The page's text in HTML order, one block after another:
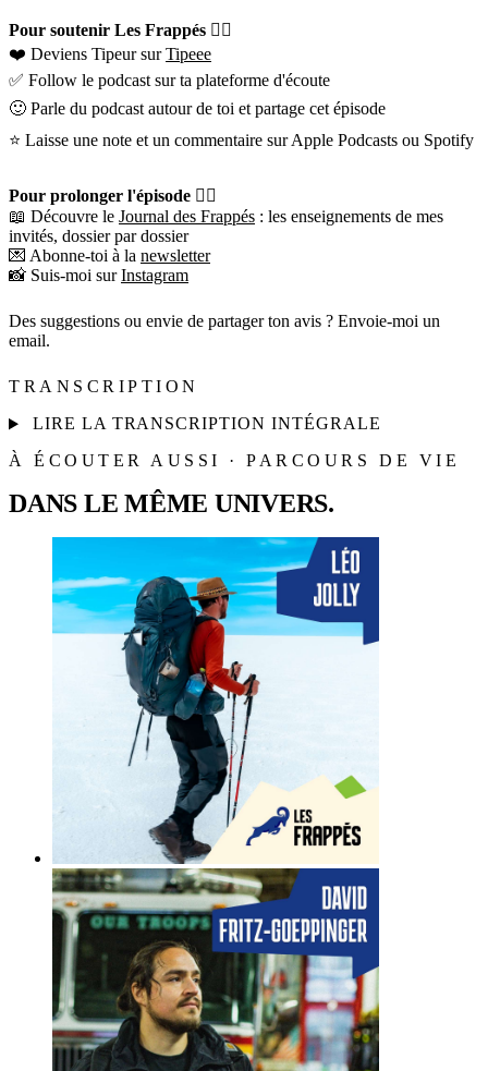
Pour soutenir Les Frappés 👇🏼
❤️ Deviens Tipeur surTipeee
✅ Follow le podcast sur ta plateforme d'écoute
🙂 Parle du podcast autour de toi et partage cet épisode
⭐️ Laisse une note et un commentaire sur Apple Podcasts ou Spotify
Pour prolonger l'épisode 👇🏼
📖 Découvre le Journal des Frappés : les enseignements de mes
invités, dossier par dossier
💌 Abonne-toi à la newsletter
📸 Suis-moi surInstagram
Des suggestions ou envie de partager ton avis ? Envoie-moi un
email.
TRANSCRIPTION
LIRE LA TRANSCRIPTION INTÉGRALE
À ÉCOUTER AUSSI · PARCOURS DE VIE
DANS LE MÊME UNIVERS.